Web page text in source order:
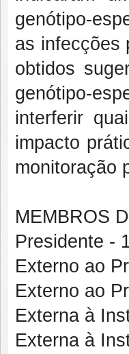
genótipo-
as infecções
obtidos
genótipo-
interferir
impacto
monitoração
MEMBROS
Presidente -
Externo ao
Externo ao
Externa à
Externa à